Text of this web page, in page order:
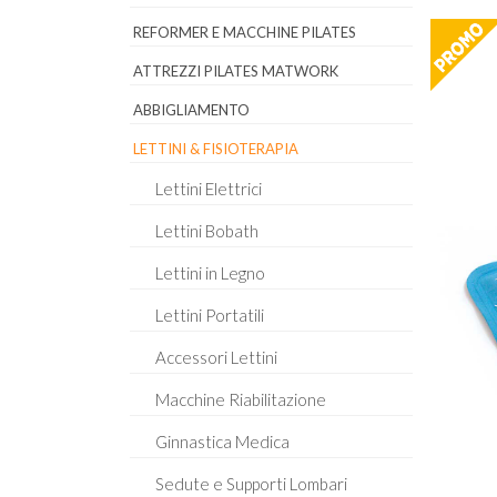
REFORMER E MACCHINE PILATES
ATTREZZI PILATES MATWORK
ABBIGLIAMENTO
LETTINI & FISIOTERAPIA
Lettini Elettrici
Lettini Bobath
Lettini in Legno
Lettini Portatili
Accessori Lettini
Macchine Riabilitazione
Ginnastica Medica
Sedute e Supporti Lombari